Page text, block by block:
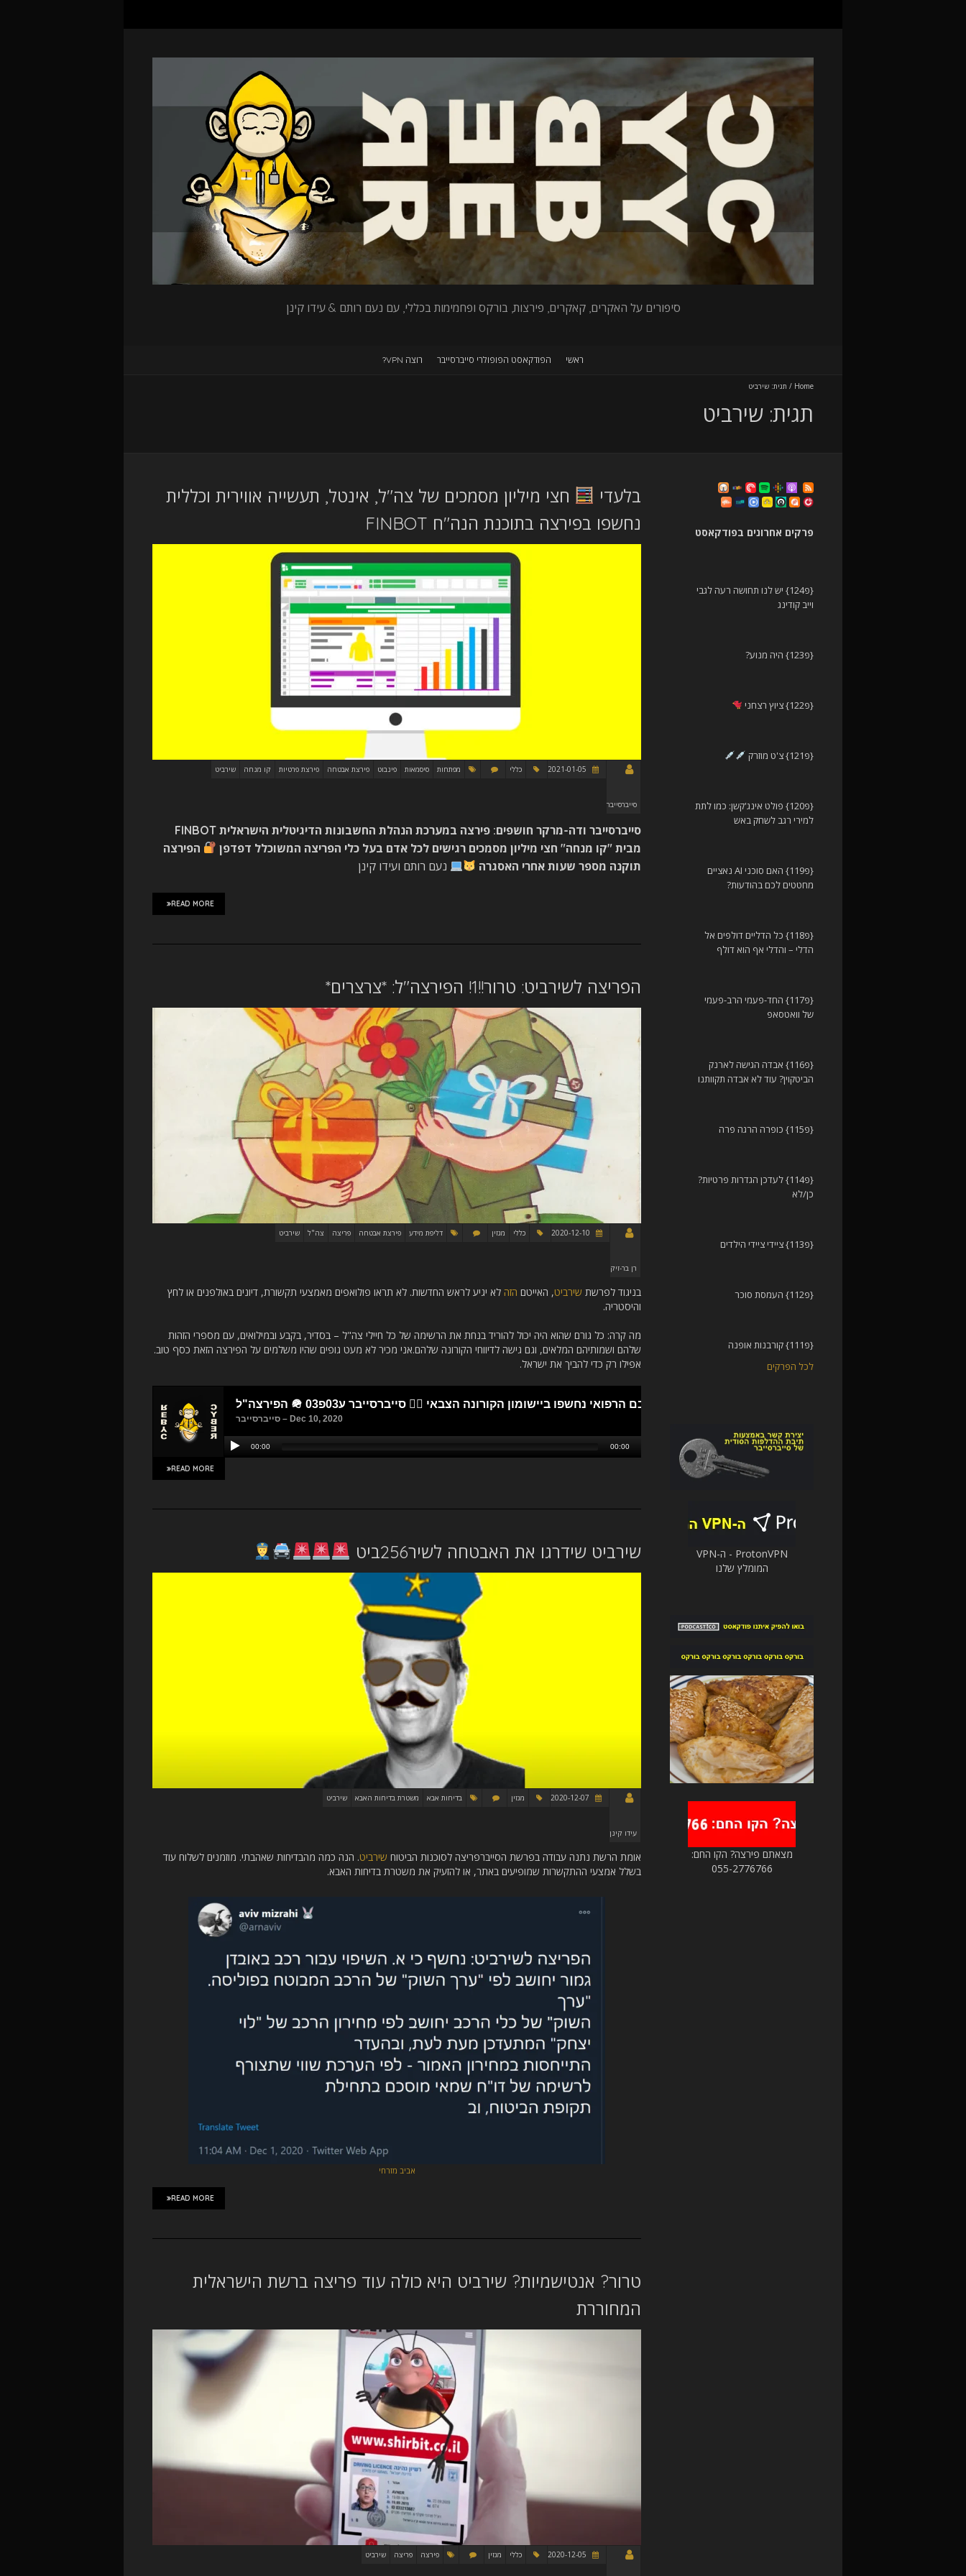
סיפורים על האקרים, קאקרים, פירצות, בורקס ופחמימות בכללי, עם נעם רותם & עידו קינן
ראשי הפודקאסט הפופולרי סייברסייבר רוצה VPN?
Home
/ תגית: שירביט
תגית: שירביט
בלעדי
חצי מיליון מסמכים של צה"ל, אינטל, תעשייה אווירית וכללית
נחשפו בפירצה בתוכנת הנה"ח FINBOT
סייברסייבר
כללי מפתחות סיסמאות פינבוט פירצת אבטחה פירצת פרטיות קו מנחה שירביט
סייברסייבר ודה-מרקר חושפים: פירצה במערכת הנהלת החשבונות הדיגיטלית הישראלית FINBOT
מבית "קו מנחה" חצי מיליון מסמכים רגישים לכל אדם בעל כלי הפריצה המשוכלל דפדפן
הפירצה
תוקנה מספר שעות אחרי האסגרה
נעם רותם ועידו קינן
READ MORE
הפריצה לשירביט: טרור!!1! הפירצה"ל: *צרצרים*
רן בר-זיק
כללי מגזין דליפת מידע פירצת אבטחה פריצה צה"ל שירביט
בניגוד לפרשת שירביט, האייטם הזה לא יגיע לראש החדשות. לא תראו פולואפים מאמצעי תקשורת, דיונים באולפנים או לחץ
והיסטריה.
מה קרה: כל גורם שהוא היה יכול להוריד בנחת את הרשימה של כל חיילי צה"ל – בסדיר, בקבע ובמילואים, עם מספרי הזהות
שלהם ושמותיהם המלאים, וגם גישה לדיווחי הקורונה שלהם.אני מכיר לא מעט גופים שהיו משלמים על הפירצה הזאת כסף טוב.
אפילו רק כדי להביך את ישראל.
READ MORE
שירביט שידרגו את האבטחה לשיר256ביט
עידו קינן
מגזין בדיחות אבא משטרת בדיחות האבא שירביט
אומת הרשת נתנה עבודה בפרשת הסייברפריצה לסוכנות הביטוח שירביט. הנה כמה מהבדיחות שאהבתי. מוזמנים לשלוח עוד
בשלל אמצעי ההתקשרות שמופיעים באתר, או להזעיק את משטרת בדיחות האבא.
אביב מזרחי
READ MORE
טרור? אנטישמיות? שירביט היא כולה עוד פריצה ברשת הישראלית
המחוררת
כללי מגזין פירצה פריצה שירביט
פרקים אחרונים בפודקאסט
{פ124} יש לנו תחושה רעה לגבי
וייב קודינג
{פ123} היה מנוע?
{פ122} ציוץ רצחני
{פ121} צ'ט מוזרק
{פ120} פולט אינג'קשן: כמו לתת
למירי רגב לשחק באש
{פ119} האם סוכני AI נאציים
מחטטים לכם בהודעות?
{פ118} כל הדליים דולפים אל
הדלי – והדלי אף הוא דולף
{פ117} החד-פעמי הרב-פעמי
של וואטסאפ
{פ116} אבדה הגישה לארנק
הביטקוין? עוד לא אבדה תקוותנו
{פ115} כופרה הרגה פרה
{פ114} לעדכן הגדרות פרטיות?
כן/לא
{פ113} ציידי ציידי הילדים
{פ112} העמסת סוכר
{פ111} קורבנות אופנה
לכל הפרקים
ProtonVPN - ה-VPN
המומלץ שלנו
מצאתם פירצה? הקו החם:
055-2776766